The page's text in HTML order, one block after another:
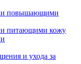
повышающими
питающими кожу
и ухода за